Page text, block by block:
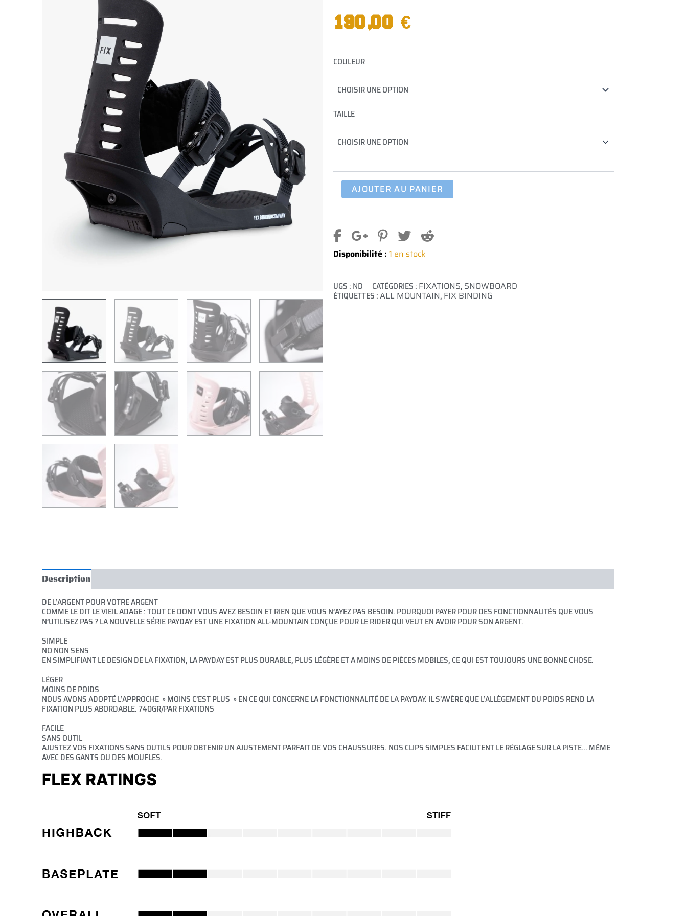
190,00 €
COULEUR
TAILLE
de
Sunset
AJOUTER AU PANIER
Disponibilité : 1 en stock
UGS : ND CATÉGORIES : FIXATIONS, SNOWBOARD
ÉTIQUETTES :ALL MOUNTAIN, FIX BINDING
Description
DE L’ARGENT POUR VOTRE ARGENT
COMME LE DIT LE VIEIL ADAGE : TOUT CE DONT VOUS AVEZ BESOIN ET RIEN QUE VOUS N’AYEZ PAS BESOIN. POURQUOI PAYER POUR DES FONCTIONNALITÉS QUE VOUS
N’UTILISEZ PAS ? LA NOUVELLE SÉRIE PAYDAY EST UNE FIXATION ALL-MOUNTAIN CONÇUE POUR LE RIDER QUI VEUT EN AVOIR POUR SON ARGENT.
SIMPLE
NO NON SENS
EN SIMPLIFIANT LE DESIGN DE LA FIXATION, LA PAYDAY EST PLUS DURABLE, PLUS LÉGÈRE ET A MOINS DE PIÈCES MOBILES, CE QUI EST TOUJOURS UNE BONNE CHOSE.
LÉGER
MOINS DE POIDS
NOUS AVONS ADOPTÉ L’APPROCHE » MOINS C’EST PLUS » EN CE QUI CONCERNE LA FONCTIONNALITÉ DE LA PAYDAY. IL S’AVÈRE QUE L’ALLÈGEMENT DU POIDS REND LA
FIXATION PLUS ABORDABLE. 740GR/PAR FIXATIONS
FACILE
SANS OUTIL
AJUSTEZ VOS FIXATIONS SANS OUTILS POUR OBTENIR UN AJUSTEMENT PARFAIT DE VOS CHAUSSURES. NOS CLIPS SIMPLES FACILITENT LE RÉGLAGE SUR LA PISTE… MÊME
AVEC DES GANTS OU DES MOUFLES.